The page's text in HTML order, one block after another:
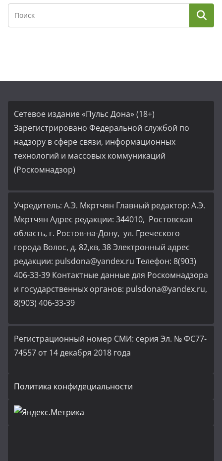
Сетевое издание «Пульс Дона» (18+)
Зарегистрировано Федеральной службой по
надзору в сфере связи, информационных
технологий и массовых коммуникаций
(Роскомнадзор)
Учредитель: А.Э. Мкртчян Главный редактор: А.Э.
Мкртчян Адрес редакции: 344010, Ростовская
область, г. Ростов-на-Дону, ул. Греческого
города Волос, д. 82,кв, 38 Электронный адрес
редакции: pulsdona@yandex.ru Телефон: 8(903)
406-33-39 Контактные данные для Роскомнадзора
и государственных органов: pulsdona@yandex.ru,
8(903) 406-33-39
Регистрационный номер СМИ: серия Эл. № ФС77-
74557 от 14 декабря 2018 года
Политика конфидециальности